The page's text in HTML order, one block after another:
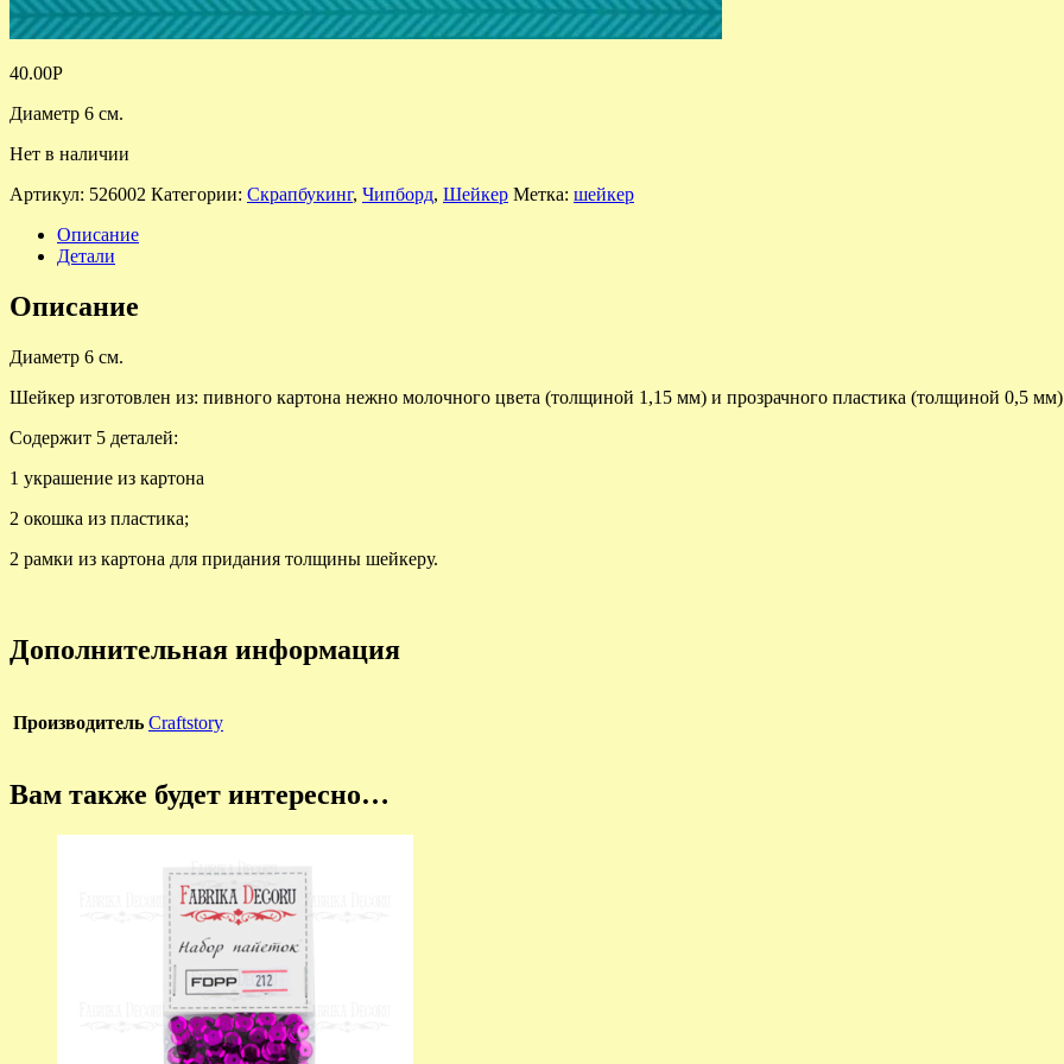
40.00Р
Диаметр 6 см.
Нет в наличии
Артикул: 526002 Категории: Скрапбукинг, Чипборд, Шейкер Метка: шейкер
Описание
Детали
Описание
Диаметр 6 см.
Шейкер изготовлен из: пивного картона нежно молочного цвета (толщиной 1,15 мм) и прозрачного пластика (толщиной 0,5
Содержит 5 деталей:
1 украшение из картона
2 окошка из пластика;
2 рамки из картона для придания толщины шейкеру.
Дополнительная информация
Производитель Craftstory
Вам также будет интересно…